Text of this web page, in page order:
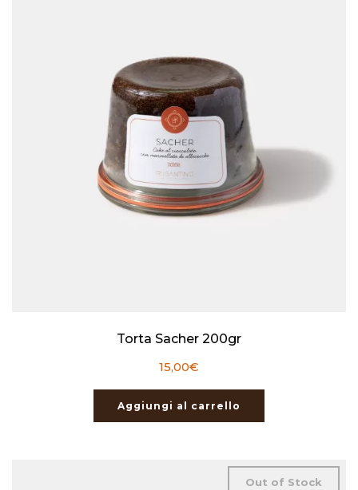
Torta Sacher 200gr
15,00€
Aggiungi al carrello
Out of Stock